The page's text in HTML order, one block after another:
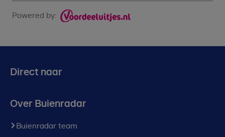
Powered by:
Direct naar
Over Buienradar
Buienradar team